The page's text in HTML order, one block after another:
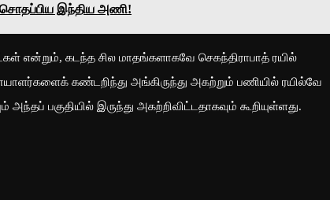
சொதப்பிய இந்திய அணி!
என்றும், கடந்த சில மாதங்களாகவே செகந்திராபாத் ரயில்
கண்டறிந்து அங்கிருந்து அகற்றும் பணியில் ரயில்வே
பகுதியில் இருந்து அகற்றிவிட்டதாகவும் கூறியுள்ளது.